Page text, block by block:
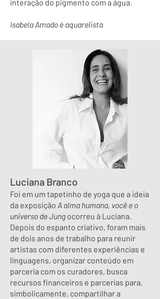
interação do pigmento com a água.
Isabela Amado é aquarelista
Luciana Branco
Foi em um tapetinho de yoga que a ideia
da exposição A alma humana, você e o
universo de Jung ocorreu à Luciana.
Depois do espanto criativo, foram mais
de dois anos de trabalho para reunir
artistas com diferentes experiências e
linguagens, organizar conteúdo em
parceria com os curadores, busca
recursos financeiros e parcerias para,
simbolicamente, compartilhar a